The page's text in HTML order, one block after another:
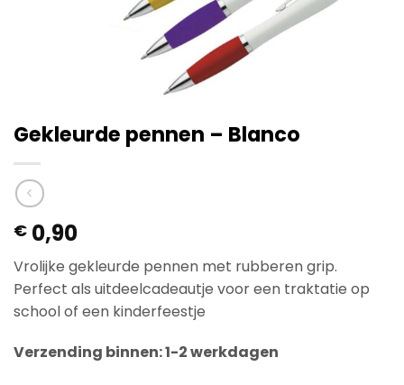
Gekleurde pennen – Blanco
€ 0,90
Vrolijke gekleurde pennen met rubberen grip.
Perfect als uitdeelcadeautje voor een traktatie op
school of een kinderfeestje
Verzending binnen: 1-2 werkdagen